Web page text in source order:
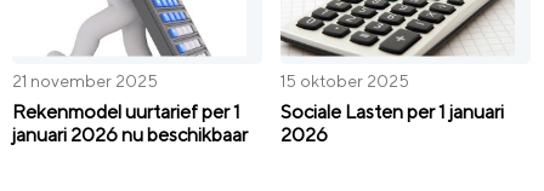
21 november 2025
Rekenmodel uurtarief per 1
januari 2026 nu beschikbaar
15 oktober 2025
Sociale Lasten per 1 januari
2026